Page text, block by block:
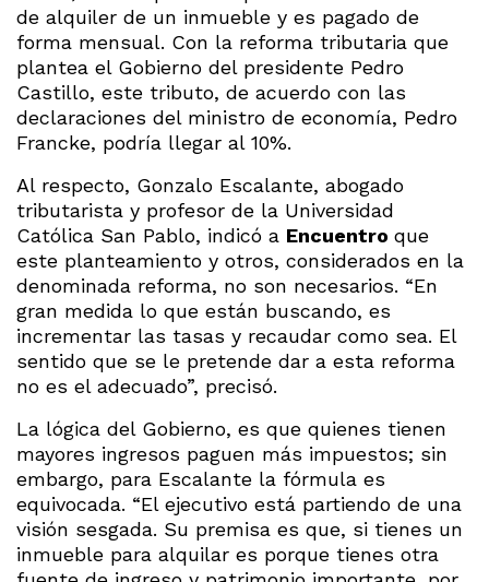
de alquiler de un inmueble y es pagado de
forma mensual. Con la reforma tributaria que
plantea el Gobierno del presidente Pedro
Castillo, este tributo, de acuerdo con las
declaraciones del ministro de economía, Pedro
Francke, podría llegar al 10%.
Al respecto, Gonzalo Escalante, abogado
tributarista y profesor de la Universidad
Católica San Pablo, indicó a Encuentro que
este planteamiento y otros, considerados en la
denominada reforma, no son necesarios. “En
gran medida lo que están buscando, es
incrementar las tasas y recaudar como sea. El
sentido que se le pretende dar a esta reforma
no es el adecuado”, precisó.
La lógica del Gobierno, es que quienes tienen
mayores ingresos paguen más impuestos; sin
embargo, para Escalante la fórmula es
equivocada. “El ejecutivo está partiendo de una
visión sesgada. Su premisa es que, si tienes un
inmueble para alquilar es porque tienes otra